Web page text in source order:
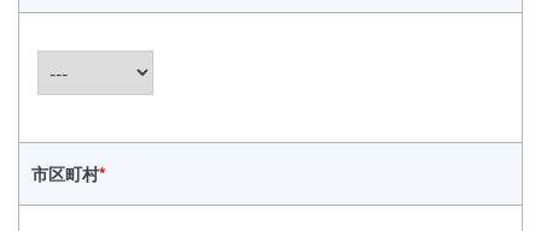
24時間365日対応
050-1883-0629
市区町村*